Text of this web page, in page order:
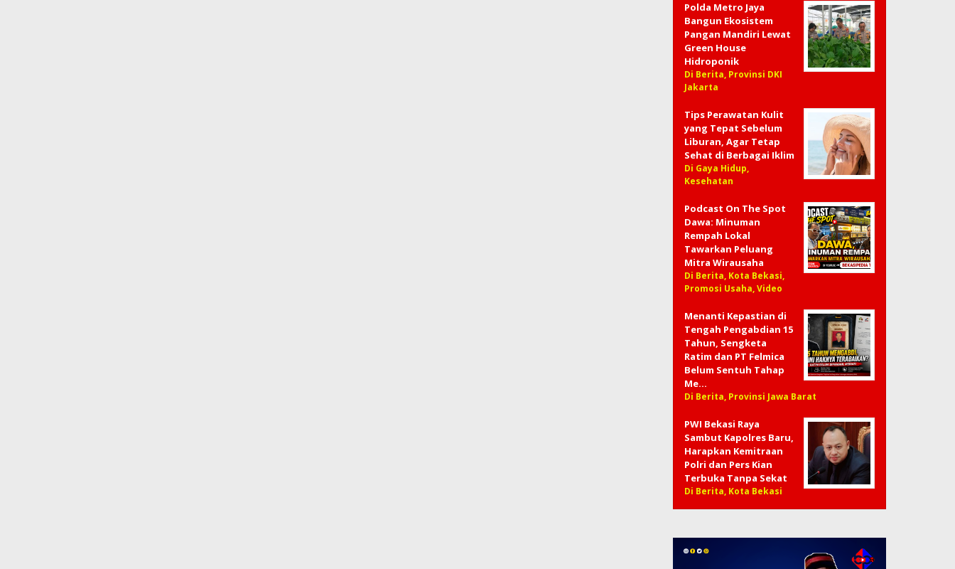
Polda Metro Jaya
Bangun Ekosistem
Pangan Mandiri Lewat
Green House
Hidroponik
Di Berita, Provinsi DKI
Jakarta
Tips Perawatan Kulit
yang Tepat Sebelum
Liburan, Agar Tetap
Sehat di Berbagai Iklim
Di Gaya Hidup,
Kesehatan
Podcast On The Spot
Dawa: Minuman
Rempah Lokal
Tawarkan Peluang
Mitra Wirausaha
Di Berita, Kota Bekasi,
Promosi Usaha, Video
Menanti Kepastian di
Tengah Pengabdian 15
Tahun, Sengketa
Ratim dan PT Felmica
Belum Sentuh Tahap
Me…
Di Berita, Provinsi Jawa Barat
PWI Bekasi Raya
Sambut Kapolres Baru,
Harapkan Kemitraan
Polri dan Pers Kian
Terbuka Tanpa Sekat
Di Berita, Kota Bekasi